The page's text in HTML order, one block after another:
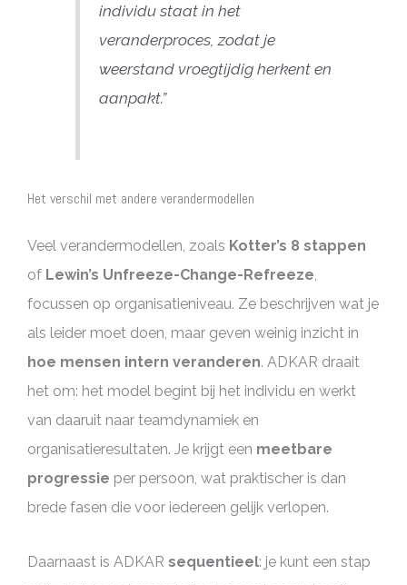
individu staat in het
veranderproces, zodat je
weerstand vroegtijdig herkent en
aanpakt.”
Het verschil met andere verandermodellen
Veel verandermodellen, zoals Kotter’s 8 stappen
of Lewin’s Unfreeze-Change-Refreeze
focussen op organisatieniveau. Ze beschrijven wat je
als leider moet doen, maar geven weinig inzicht in
hoe mensen intern veranderen. ADKAR draait
het om: het model begint bij het individu en werkt
van daaruit naar teamdynamiek en
organisatieresultaten. Je krijgt een meetbare
progressie per persoon, wat praktischer is dan
brede fasen die voor iedereen gelijk verlopen.
Daarnaast is ADKAR sequentieel: je kunt een stap